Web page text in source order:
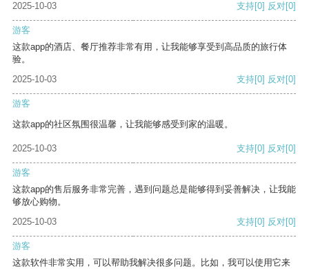
2025-10-03 支持[0] 反对[0]
游客
这款app的酒店、餐厅推荐非常有用，让我能够享受到高品质的旅行体
验。
2025-10-03
支持[0] 反对[0]
游客
这款app的社区氛围很温馨，让我能够感受到家的温暖。
2025-10-03 支持[0] 反对[0]
游客
这款app的售后服务非常完善，遇到问题总是能够得到妥善解决，让我能
够放心购物。
2025-10-03
支持[0] 反对[0]
游客
这款软件非常实用，可以帮助我解决很多问题。比如，我可以使用它来